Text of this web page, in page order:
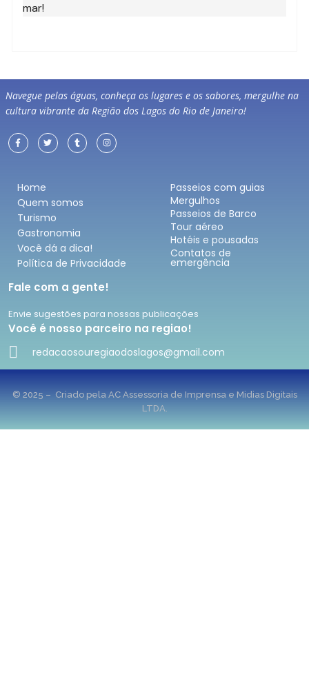
mar!
Navegue pelas águas, conheça os lugares e os sabores, mergulhe na
cultura vibrante da Região dos Lagos do Rio de Janeiro!
Home
Quem somos
Turismo
Gastronomia
Você dá a dica!
Política de Privacidade
Passeios com guias
Mergulhos
Passeios de Barco
Tour aéreo
Hotéis e pousadas
Contatos de
emergência
Fale com a gente!
Envie sugestões para nossas publicações
Você é nosso parceiro na regiao!
redacaosouregiaodoslagos@gmail.com
© 2025 – Criado pela AC Assessoria de Imprensa e Midias Digitais
LTDA.